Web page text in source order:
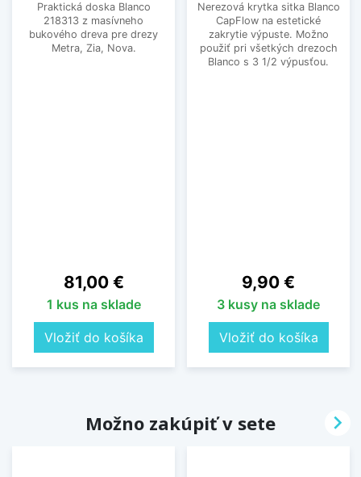
Praktická doska Blanco
218313 z masívneho
bukového dreva pre drezy
Metra, Zia, Nova.
Cena
81,00 €
1 kus na sklade
Vložiť do košíka
Nerezová krytka sitka Blanco
CapFlow na estetické
zakrytie výpuste. Možno
použiť pri všetkých drezoch
Blanco s 3 1/2 výpusťou.
Cena
9,90 €
3 kusy na sklade
Vložiť do košíka
Možno zakúpiť v sete 